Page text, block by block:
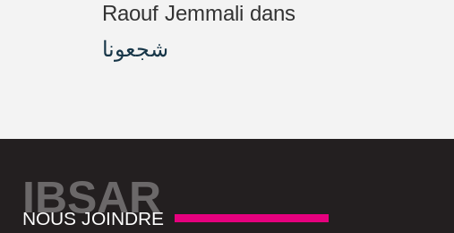
Raouf Jemmali dans
شجعونا
IBSAR
NOUS JOINDRE